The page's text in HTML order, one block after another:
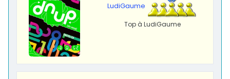
LudiGaume
Top à LudiGaume